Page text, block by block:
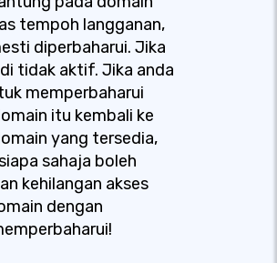
tempoh langganan,
diperbaharui. Jika
tidak aktif. Jika anda
memperbaharui
itu kembali ke
yang tersedia,
sahaja boleh
kehilangan akses
dengan